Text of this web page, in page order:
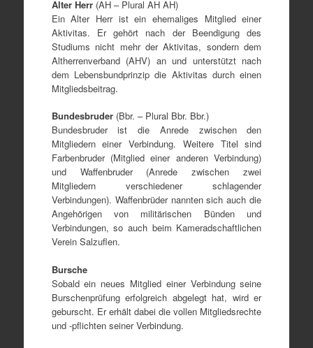
Alter Herr(AH – Plural AH AH)
Ein Alter Herr ist ein ehemaliges Mitglied einer
Aktivitas. Er gehört nach der Beendigung des
Studiums nicht mehr der Aktivitas, sondern dem
Altherrenverband (AHV) an und unterstützt nach
dem Lebensbundprinzip die Aktivitas durch einen
Mitgliedsbeitrag.
Bundesbruder(Bbr. – Plural Bbr. Bbr.)
Bundesbruder ist die Anrede zwischen den
Mitgliedern einer Verbindung. Weitere Titel sind
Farbenbruder (Mitglied einer anderen Verbindung)
und Waffenbruder (Anrede zwischen zwei
Mitgliedern verschiedener schlagender
Verbindungen). Waffenbrüder nannten sich auch die
Angehörigen von militärischen Bünden und
Verbindungen, so auch beim Kameradschaftlichen
Verein Salzuflen.
Bursche
Sobald ein neues Mitglied einer Verbindung seine
Burschenprüfung erfolgreich abgelegt hat, wird er
geburscht. Er erhält dabei die vollen Mitgliedsrechte
und -pflichten seiner Verbindung.